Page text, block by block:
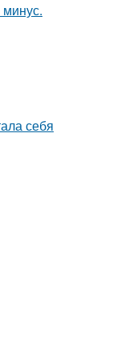
себя